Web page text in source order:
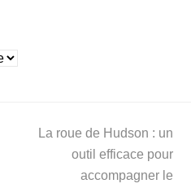
next
La roue de Hudson : un
outil efficace pour
accompagner le